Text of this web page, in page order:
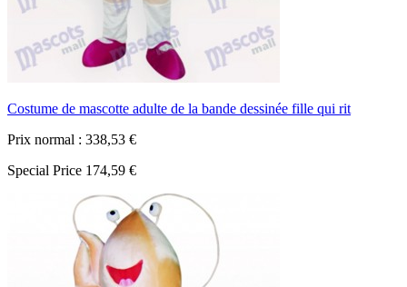
Costume de mascotte adulte de la bande dessinée fille qui rit
Prix normal : 338,53 €
Special Price 174,59 €